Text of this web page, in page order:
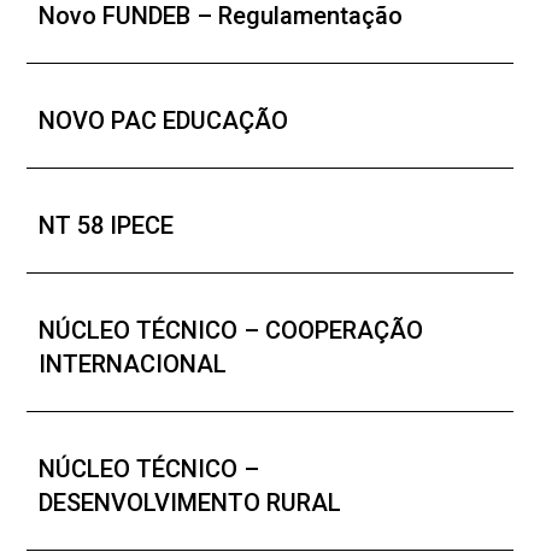
Novo FUNDEB – Regulamentação
NOVO PAC EDUCAÇÃO
NT 58 IPECE
NÚCLEO TÉCNICO – COOPERAÇÃO
INTERNACIONAL
NÚCLEO TÉCNICO –
DESENVOLVIMENTO RURAL